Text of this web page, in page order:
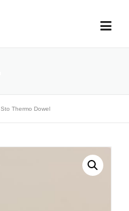
Sto Thermo Dowel